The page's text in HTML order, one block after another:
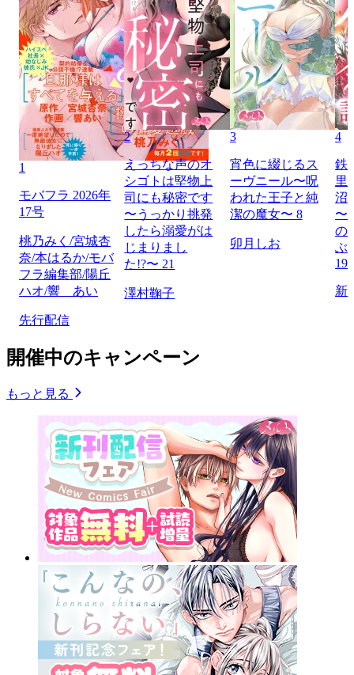
1
モバフラ 2026年
17号
桃乃みく/宮城杏
奈/本はるか/モバ
フラ編集部/陽丘
ハオ/響 あい
先行配信
2
えっちな声のオ
シゴトは堅物上
司にも秘密です
〜うっかり挑発
したら溺愛がは
じまりまし
た!?〜 21
澤村鞠子
3
宵色に綴じるス
ーヴニール〜呪
われた王子と純
潔の魔女〜 8
卯月しお
4
鉄
里
沼
〜
の
ぶ
19
新
開催中のキャンペーン
もっと見る